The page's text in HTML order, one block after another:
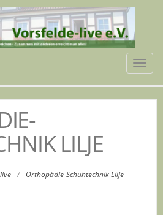
LILJE
/ Orthopädie-Schuhtechnik Lilje